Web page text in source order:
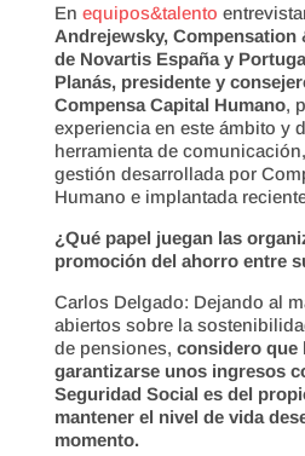
En equipos&talento
Andrejewsky, Compensation
de Novartis España y
Planás, presidente y
Compensa Capital Humano,
experiencia en este ámbito y
herramienta de
gestión desarrollada por
Humano e implantada
¿Qué papel juegan las
promoción del ahorro entre
Carlos Delgado: Dejando al
abiertos sobre la
de pensiones, considero que
garantizarse unos ingresos
Seguridad Social es del
mantener el nivel de vida
momento.